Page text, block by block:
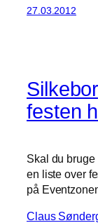
27.03.2012
festen
Skal du
en liste over
på
Claus